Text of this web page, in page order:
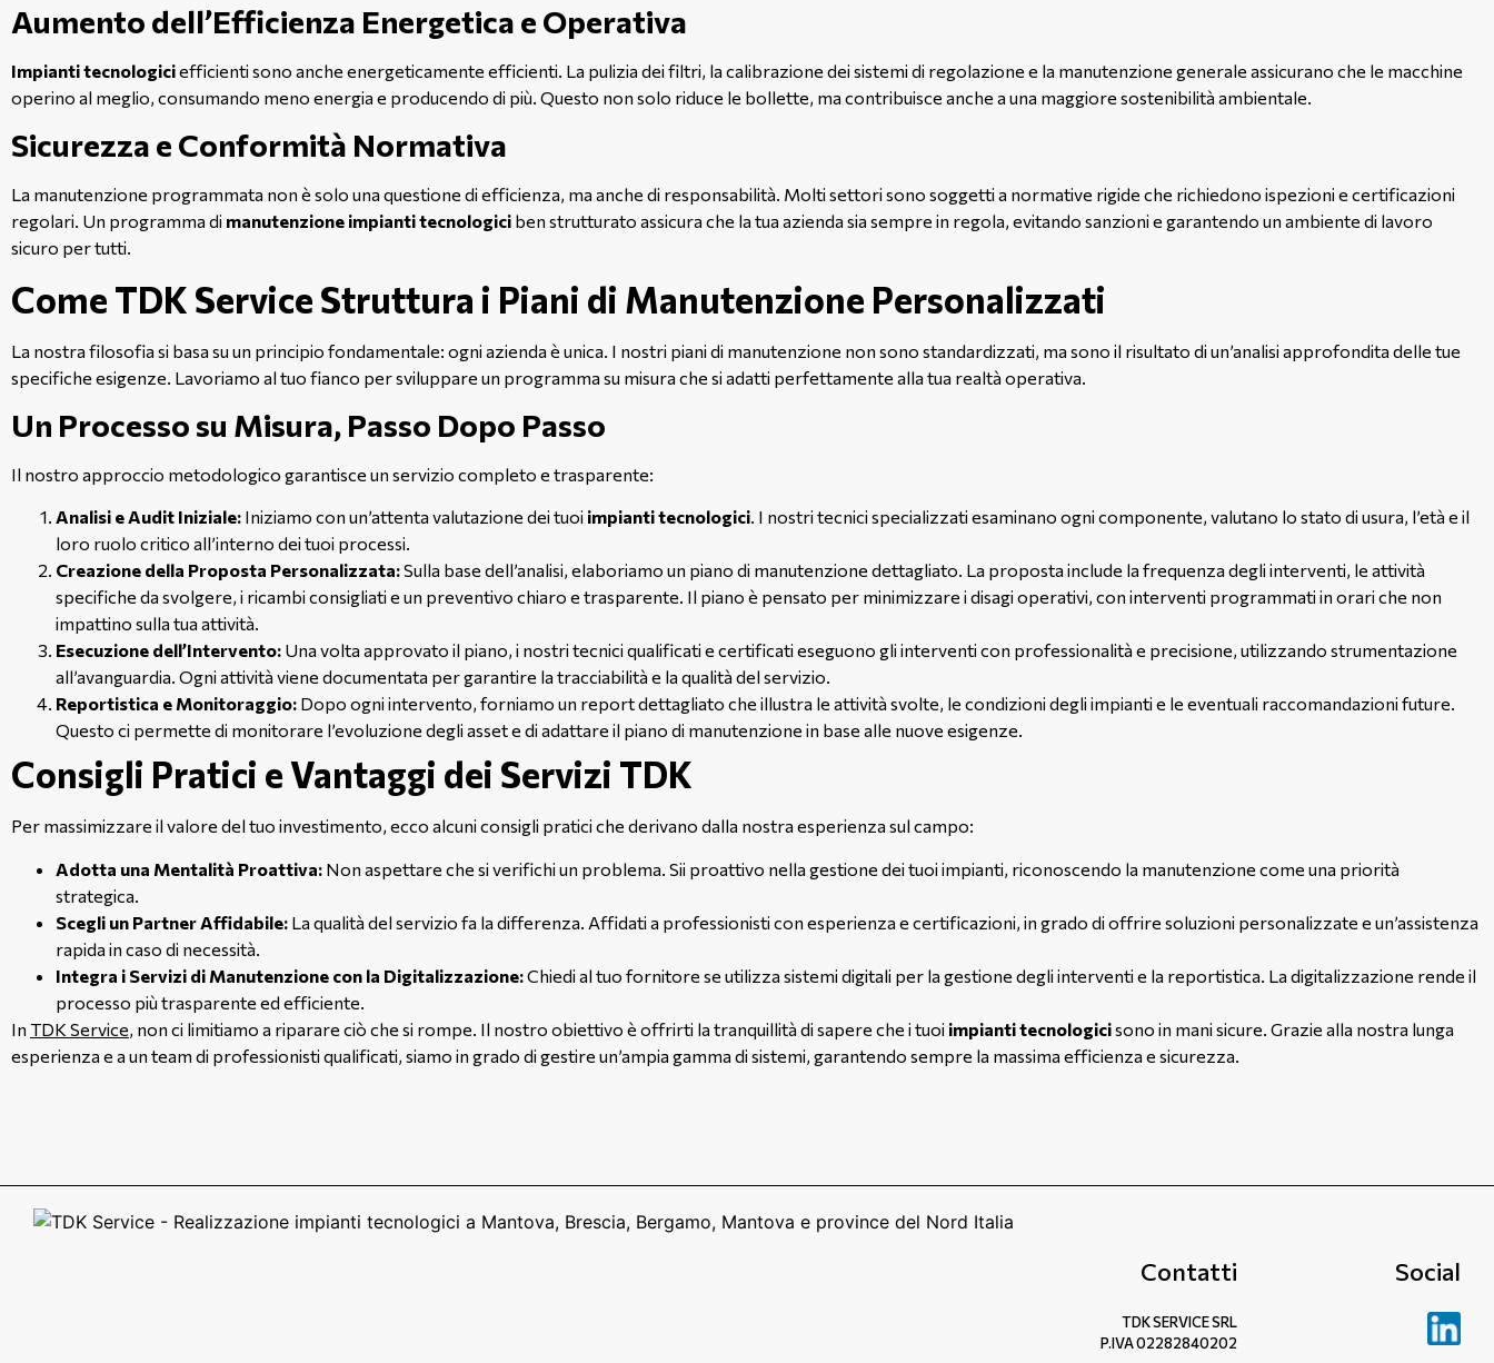
Aumento dell’Efficienza Energetica e Operativa
Impianti tecnologiciefficienti sono anche energeticamente efficienti. La pulizia dei filtri, la calibrazione dei sistemi di regolazione e la manutenzione generale assicurano che le macchine
operino al meglio, consumando meno energia e producendo di più. Questo non solo riduce le bollette, ma contribuisce anche a una maggiore sostenibilità ambientale.
Sicurezza e Conformità Normativa
La manutenzione programmata non è solo una questione di efficienza, ma anche di responsabilità. Molti settori sono soggetti a normative rigide che richiedono ispezioni e certificazioni
regolari. Un programma di manutenzione impianti tecnologici ben strutturato assicura che la tua azienda sia sempre in regola, evitando sanzioni e garantendo un ambiente di lavoro
sicuro per tutti.
Come TDK Service Struttura i Piani di Manutenzione Personalizzati
La nostra filosofia si basa su un principio fondamentale: ogni azienda è unica. I nostri piani di manutenzione non sono standardizzati, ma sono il risultato di un’analisi approfondita delle tue
specifiche esigenze. Lavoriamo al tuo fianco per sviluppare un programma su misura che si adatti perfettamente alla tua realtà operativa.
Un Processo su Misura, Passo Dopo Passo
Il nostro approccio metodologico garantisce un servizio completo e trasparente:
Analisi e Audit Iniziale: Iniziamo con un’attenta valutazione dei tuoi impianti tecnologici. I nostri tecnici specializzati esaminano ogni componente, valutano lo stato di usura, l’età e il
loro ruolo critico all’interno dei tuoi processi.
Creazione della Proposta Personalizzata:Sulla base dell’analisi, elaboriamo un piano di manutenzione dettagliato. La proposta include la frequenza degli interventi, le attività
specifiche da svolgere, i ricambi consigliati e un preventivo chiaro e trasparente. Il piano è pensato per minimizzare i disagi operativi, con interventi programmati in orari che non
impattino sulla tua attività.
Esecuzione dell’Intervento: Una volta approvato il piano, i nostri tecnici qualificati e certificati eseguono gli interventi con professionalità e precisione, utilizzando strumentazione
all’avanguardia. Ogni attività viene documentata per garantire la tracciabilità e la qualità del servizio.
Reportistica e Monitoraggio: Dopo ogni intervento, forniamo un report dettagliato che illustra le attività svolte, le condizioni degli impianti e le eventuali raccomandazioni future.
Questo ci permette di monitorare l’evoluzione degli asset e di adattare il piano di manutenzione in base alle nuove esigenze.
Consigli Pratici e Vantaggi dei Servizi TDK
Per massimizzare il valore del tuo investimento, ecco alcuni consigli pratici che derivano dalla nostra esperienza sul campo:
Adotta una Mentalità Proattiva: Non aspettare che si verifichi un problema. Sii proattivo nella gestione dei tuoi impianti, riconoscendo la manutenzione come una priorità
strategica.
Scegli un Partner Affidabile: La qualità del servizio fa la differenza. Affidati a professionisti con esperienza e certificazioni, in grado di offrire soluzioni personalizzate e un’assistenza
rapida in caso di necessità.
Integra i Servizi di Manutenzione con la Digitalizzazione:Chiedi al tuo fornitore se utilizza sistemi digitali per la gestione degli interventi e la reportistica. La digitalizzazione rende il
processo più trasparente ed efficiente.
In TDK Service, non ci limitiamo a riparare ciò che si rompe. Il nostro obiettivo è offrirti la tranquillità di sapere che i tuoi impianti tecnologicisono in mani sicure. Grazie alla nostra lunga
esperienza e a un team di professionisti qualificati, siamo in grado di gestire un’ampia gamma di sistemi, garantendo sempre la massima efficienza e sicurezza.
Contatti
TDK SERVICE SRL
P.IVA 02282840202
Social